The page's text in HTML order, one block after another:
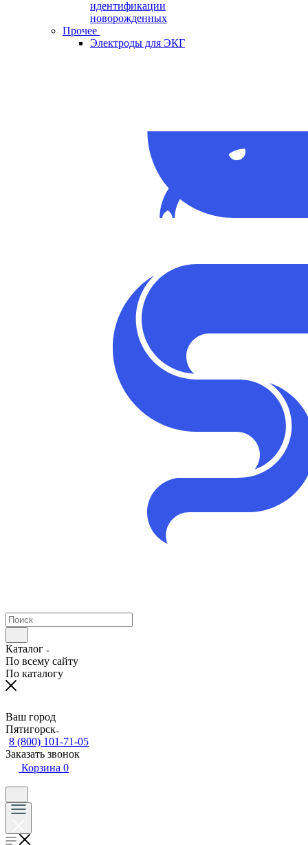
идентификации
новорожденных
Прочее
Электроды для ЭКГ
Каталог
По всему сайту
По каталогу
Ваш город
Пятигорск
8 (800) 101-71-05
Заказать звонок
Корзина 0